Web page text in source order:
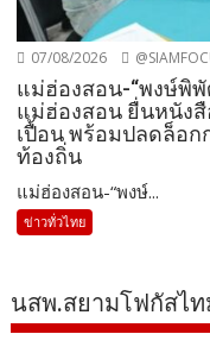
07/08/2026
แม่ฮ่องสอน-“พงษ์พิ
แม่ฮ่องสอน ยื่นหนัง
เปื้อน พร้อมปลดล็อ
ท้องถิ่น
แม่ฮ่องสอน-“พงษ์...
ข่าวทั่วไทย
นสพ.สยามโฟกัสไ